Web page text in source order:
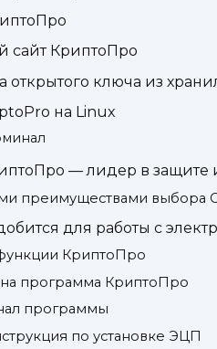
КриптоПро
открытого ключа из
на Linux
— лидер в
преимуществами выбора
для работы с
КриптоПро
программа КриптоПро
программы
по установке ЭЦП